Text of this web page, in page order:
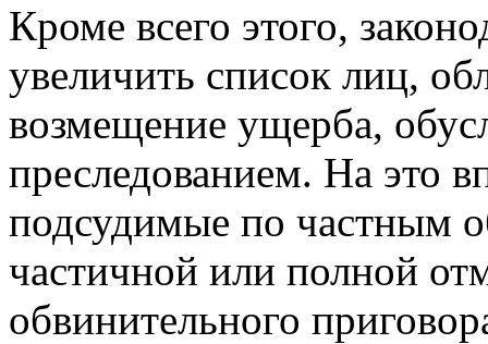
Кроме всего этого,
увеличить список лиц,
возмещение ущерба,
преследованием. На это
подсудимые по частным
частичной или полной
обвинительного